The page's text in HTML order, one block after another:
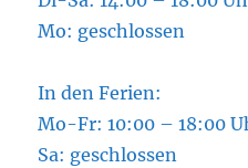
Mo: geschlossen
In den Ferien:
Mo-Fr: 10:00 – 18:00
Sa: geschlossen